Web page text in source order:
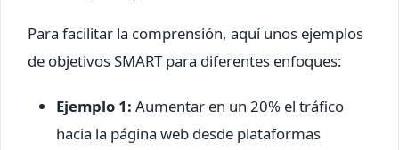
Para facilitar la comprensión, aquí unos ejemplos
de objetivos SMART para diferentes enfoques:
Ejemplo 1: Aumentar en un 20% el tráfico
hacia la página web desde plataformas